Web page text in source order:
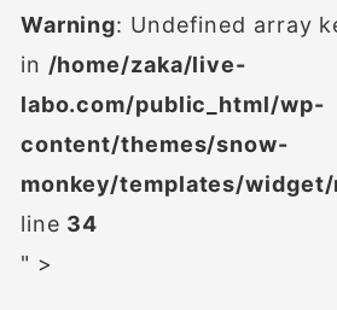
Warning: Undefined array
in /home/zaka/live-
labo.com/public_html/wp-
content/themes/snow-
monkey/templates/widget/
line 34
" >